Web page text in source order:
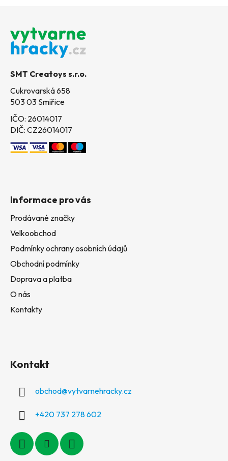
SMT Creatoys s.r.o.
Cukrovarská 658
503 03 Smiřice
IČO: 26014017
DIČ: CZ26014017
Informace pro vás
Prodávané značky
Velkoobchod
Podmínky ochrany osobních údajů
Obchodní podmínky
Doprava a platba
O nás
Kontakty
Kontakt
obchod@vytvarnehracky.cz
+420 737 278 602